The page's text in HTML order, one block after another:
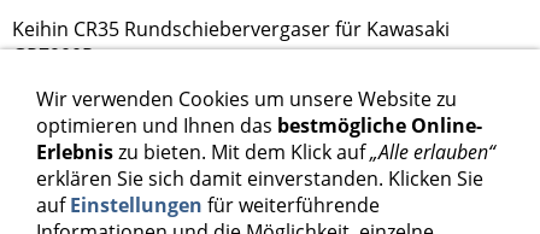
Keihin CR35 Rundschiebervergaser für Kawasaki
GPZ900R
1.698,00 €
Inkl. 19 % USt. zzgl.Versand
Wir verwenden Cookies um unsere Website zu
optimieren und Ihnen das bestmögliche Online-
Erlebniszu bieten. Mit dem Klick auf„Alle erlauben“
erklären Sie sich damit einverstanden. Klicken Sie
aufEinstellungen für weiterführende